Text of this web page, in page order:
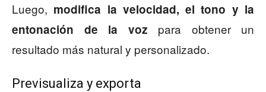
Luego, modifica la velocidad, el tono y la
entonación de la voz para obtener un
resultado más natural y personalizado.
Previsualiza y exporta